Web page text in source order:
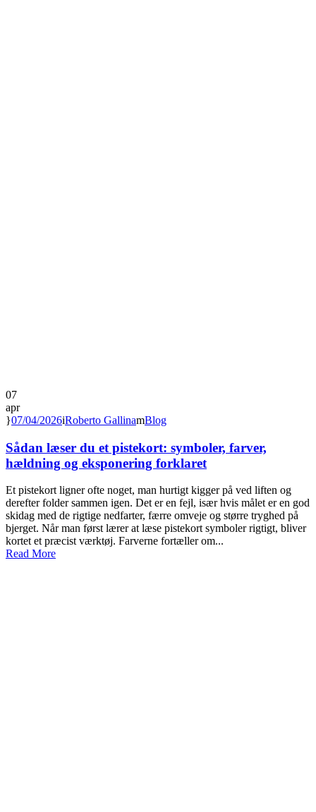
07
apr
07/04/2026 Roberto Gallina Blog
Sådan læser du et pistekort: symboler, farver,
hældning og eksponering forklaret
Et pistekort ligner ofte noget, man hurtigt kigger på ved liften og
derefter folder sammen igen. Det er en fejl, især hvis målet er en god
skidag med de rigtige nedfarter, færre omveje og større tryghed på
bjerget. Når man først lærer at læse pistekort symboler rigtigt, bliver
kortet et præcist værktøj. Farverne fortæller om...
Read More